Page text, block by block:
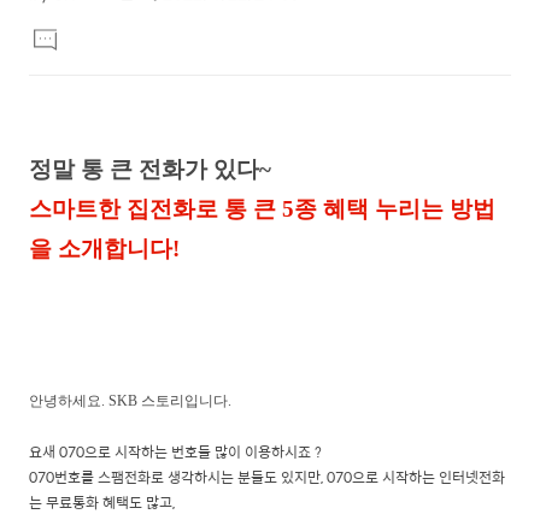
츠
문
댓
글
정말 통 큰 전화가 있다~
스마트한 집전화로 통 큰 5종 혜택 누리는 방법
을 소개합니다!
안녕하세요. SKB 스토리입니다.
요새 070으로 시작하는 번호들 많이 이용하시죠 ?
070번호를 스팸전화로 생각하시는 분들도 있지만, 070으로 시작하는 인터넷전화
는 무료통화 혜택도 많고,